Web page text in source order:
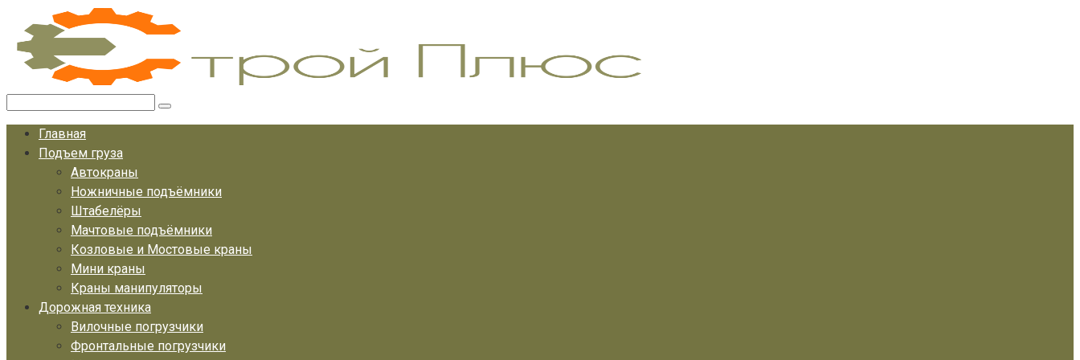
Перейти
контенту
Главная
Подъем груза
Автокраны
Ножничные подъёмники
Штабелёры
Мачтовые подъёмники
Козловые и Мостовые краны
Мини краны
Краны манипуляторы
Дорожная техника
Вилочные погрузчики
Фронтальные погрузчики